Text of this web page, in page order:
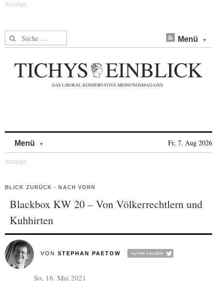
Suche nach: Menü
Menü Fr, 7. Aug 2026
BLICK ZURÜCK - NACH VORN
Blackbox KW 20 – Von Völkerrechtlern und
Kuhhirten
VON STEPHAN PAETOW
So, 16. Mai 2021